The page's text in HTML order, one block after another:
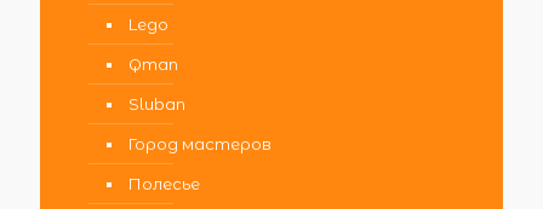
Lego
Qman
Sluban
Город мастеров
Полесье